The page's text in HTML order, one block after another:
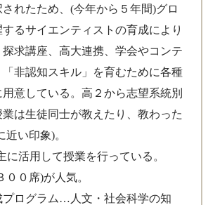
れたため、(今年から５年間)グロ
るサイエンティストの育成により
求講座、高大連携、学会やコンテ
非認知スキル」を育むために各種
意している。高２から志望系統別
は生徒同士が教えたり、教わった
近い印象)。
に活用して授業を行っている。
００席)が人気。
プログラム…人文・社会科学の知